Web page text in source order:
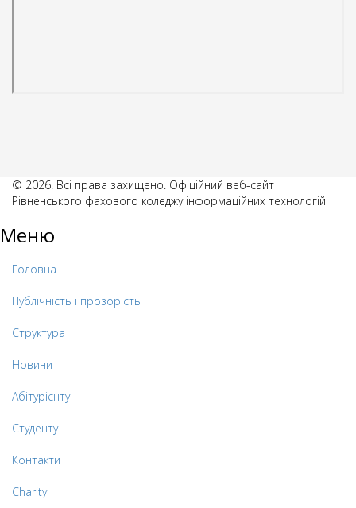
© 2026. Всі права захищено. Офіційний веб-сайт
Рівненського фахового коледжу інформаційних технологій
Меню
Головна
Публічність і прозорість
Структура
Новини
Абітурієнту
Студенту
Контакти
Charity